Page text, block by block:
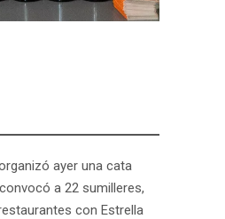
ayer una cata
a 22 sumilleres,
con Estrella